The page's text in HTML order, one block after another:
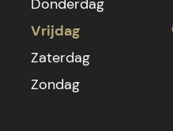
Donderdag
Vrijdag
Zaterdag
Zondag